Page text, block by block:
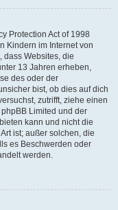
Protection Act of 1998
Kindern im Internet von
dass Websites, die
13 Jahren erheben,
des oder der
bist, ob dies auf dich
zutrifft, ziehe einen
Limited und der
kann und nicht die
ist; außer solchen, die
es Beschwerden oder
werden.